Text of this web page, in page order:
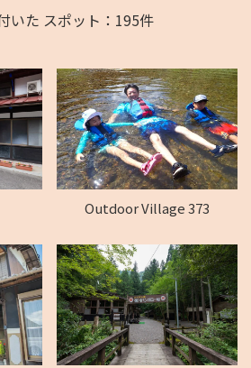
いた スポット：195件
Outdoor Village 373